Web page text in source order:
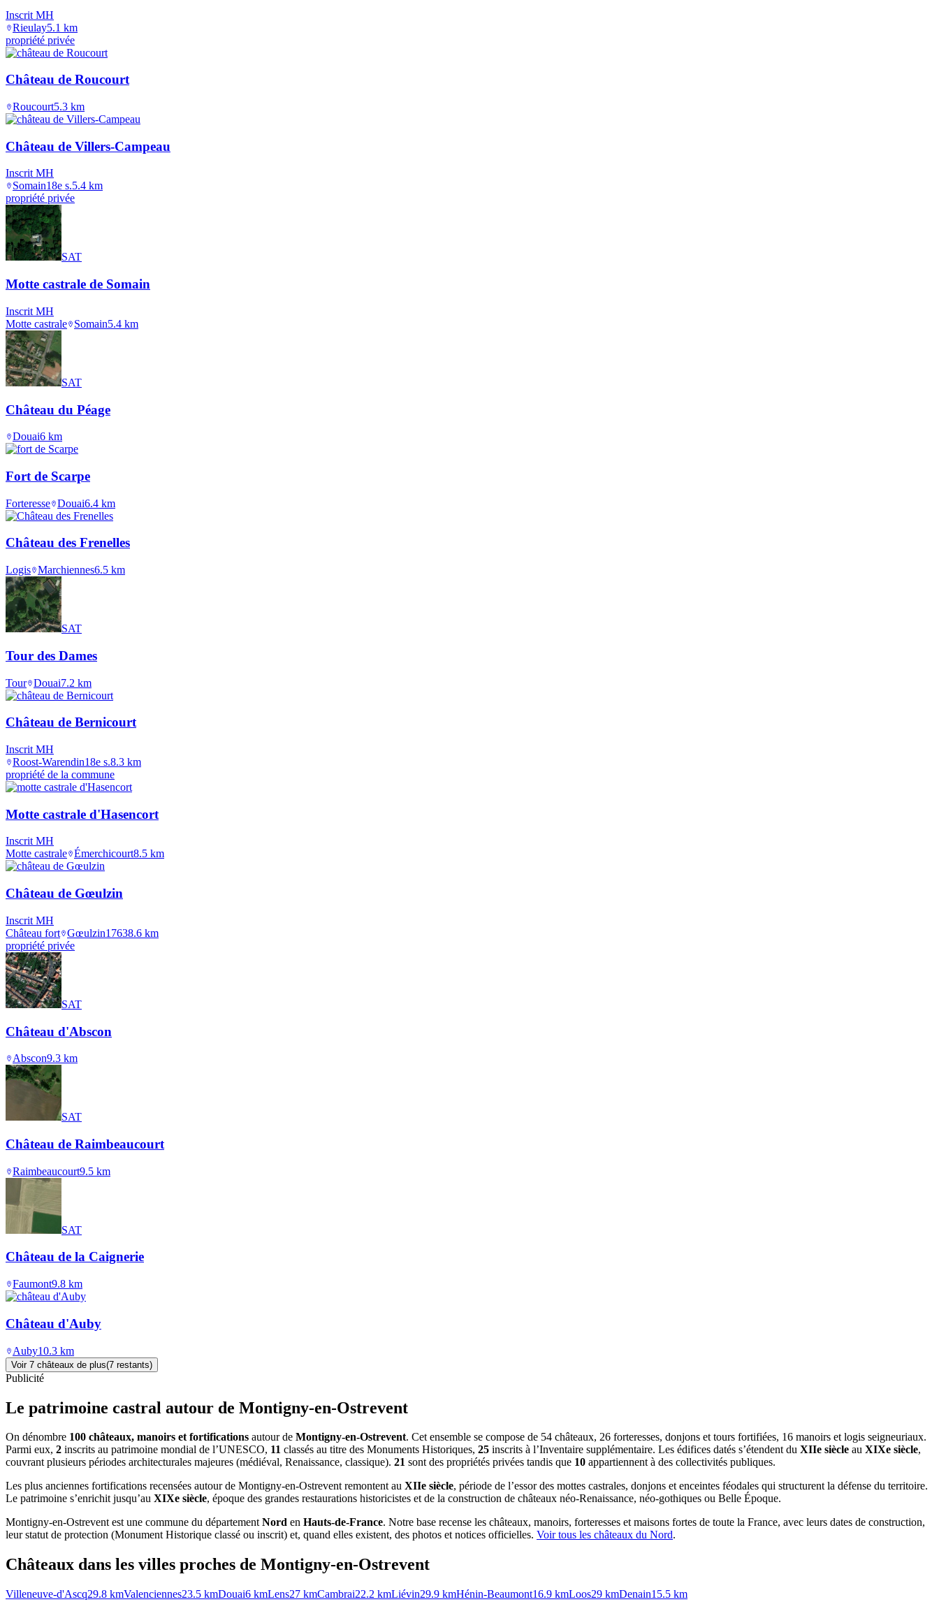
Inscrit MH
Rieulay5.1 km
propriété privée
Château de Roucourt
Roucourt5.3 km
Château de Villers-Campeau
Inscrit MH
Somain18e s.5.4 km
propriété privée
SAT
Motte castrale de Somain
Inscrit MH
Motte castrale
Somain5.4 km
SAT
Château du Péage
Douai6 km
Fort de Scarpe
Forteresse Douai6.4 km
Château des Frenelles
Logis Marchiennes6.5 km
SAT
Tour des Dames
Tour Douai7.2 km
Château de Bernicourt
Inscrit MH
Roost-Warendin18e s.8.3 km
propriété de la commune
Motte castrale d'Hasencort
Inscrit MH
Motte castrale Émerchicourt8.5 km
Château de Gœulzin
Inscrit MH
Château fort Gœulzin17638.6 km
propriété privée
SAT
Château d'Abscon
Abscon9.3 km
SAT
Château de Raimbeaucourt
Raimbeaucourt9.5 km
SAT
Château de la Caignerie
Faumont9.8 km
Château d'Auby
Auby10.3 km
Voir 7 châteaux de plus(7 restants)
Publicité
Le patrimoine castral autour de Montigny-en-Ostrevent
On dénombre 100 châteaux, manoirs et fortifications autour de Montigny-en-Ostrevent. Cet ensemble se compose de 54 châteaux, 26 forteresses, donjons et tours fortifiées, 16 manoirs et logis seigneuriaux.
Parmi eux, 2 inscrits au patrimoine mondial de l’UNESCO, 11 classés au titre des Monuments Historiques, 25 inscrits à l’Inventaire supplémentaire. Les édifices datés s’étendent du XIIe siècle au XIXe siècle,
couvrant plusieurs périodes architecturales majeures (médiéval, Renaissance, classique). 21 sont des propriétés privées tandis que 10 appartiennent à des collectivités publiques.
Les plus anciennes fortifications recensées autour de Montigny-en-Ostrevent remontent au XIIe siècle, période de l’essor des mottes castrales, donjons et enceintes féodales qui structurent la défense du territoire.
Le patrimoine s’enrichit jusqu’au XIXe siècle, époque des grandes restaurations historicistes et de la construction de châteaux néo-Renaissance, néo-gothiques ou Belle Époque.
Montigny-en-Ostreventest une commune du départementNord en Hauts-de-France. Notre base recense les châteaux, manoirs, forteresses et maisons fortes de toute la France, avec leurs dates de construction,
leur statut de protection (Monument Historique classé ou inscrit) et, quand elles existent, des photos et notices officielles. Voir tous les châteaux du Nord.
Châteaux dans les villes proches de Montigny-en-Ostrevent
Villeneuve-d'Ascq29.8 kmValenciennes23.5 kmDouai6 kmLens27 kmCambrai22.2 kmLiévin29.9 kmHénin-Beaumont16.9 kmLoos29 kmDenain15.5 km